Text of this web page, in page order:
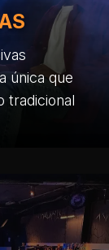
única que
tradicional